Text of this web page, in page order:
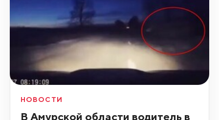
НОВОСТИ
В Амурской области водитель в